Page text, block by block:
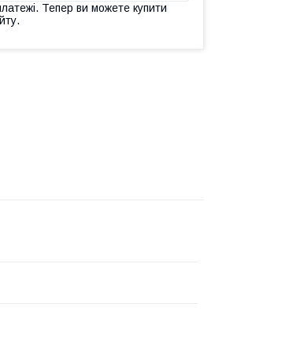
Тепер ви можете купити